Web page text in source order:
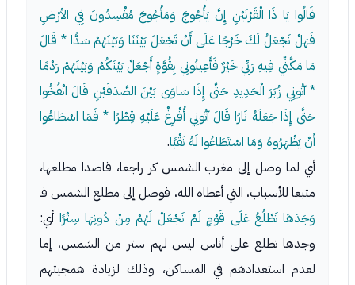
قَالُوا يَا ذَا الْقَرْنَيْنِ إِنَّ يَأْجُوجَ وَمَأْجُوجَ مُفْسِدُونَ فِي الأرْضِ
فَهَلْ نَجْعَلُ لَكَ خَرْجًا عَلَى أَنْ تَجْعَلَ بَيْنَنَا وَبَيْنَهُمْ سَدًّا * قَالَ
مَا مَكَّنِّي فِيهِ رَبِّي خَيْرٌ فَأَعِينُونِي بِقُوَّةٍ أَجْعَلْ بَيْنَكُمْ وَبَيْنَهُمْ رَدْمًا
* آتُونِي زُبَرَ الْحَدِيدِ حَتَّى إِذَا سَاوَى بَيْنَ الصَّدَفَيْنِ قَالَ انْفُخُوا
حَتَّى إِذَا جَعَلَهُ نَارًا قَالَ آتُونِي أُفْرِغْ عَلَيْهِ قِطْرًا * فَمَا اسْطَاعُوا
أَنْ يَظْهَرُوهُ وَمَا اسْتَطَاعُوا لَهُ نَقْبًا.
أي لما وصل إلى مغرب الشمس كر راجعا، قاصدا مطلعها،
متبعا للأسباب، التي أعطاه الله، فوصل إلى مطلع الشمس فـ
وَجَدَهَا تَطْلُعُ عَلَى قَوْمٍ لَمْ نَجْعَلْ لَهُمْ مِنْ دُونِهَا سِتْرًا أي:
وجدها تطلع على أناس ليس لهم ستر من الشمس، إما
لعدم استعدادهم في المساكن، وذلك لزيادة همجيتهم